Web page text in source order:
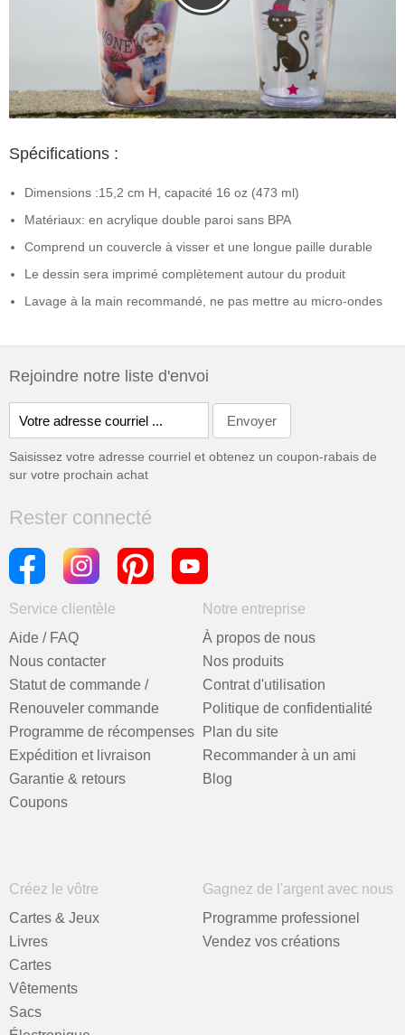
Spécifications :
Dimensions :15,2 cm H, capacité 16 oz (473 ml)
Matériaux: en acrylique double paroi sans BPA
Comprend un couvercle à visser et une longue paille durable
Le dessin sera imprimé complètement autour du produit
Lavage à la main recommandé, ne pas mettre au micro-ondes
Rejoindre notre liste d'envoi
Saisissez votre adresse courriel et obtenez un coupon-rabais de
sur votre prochain achat
Rester connecté
Service clientèle
Aide / FAQ
Nous contacter
Statut de commande /
Renouveler commande
Programme de récompenses
Expédition et livraison
Garantie & retours
Coupons
Notre entreprise
À propos de nous
Nos produits
Contrat d'utilisation
Politique de confidentialité
Plan du site
Recommander à un ami
Blog
Créez le vôtre
Cartes & Jeux
Livres
Cartes
Vêtements
Sacs
Gagnez de l'argent avec nous
Programme professionel
Vendez vos créations